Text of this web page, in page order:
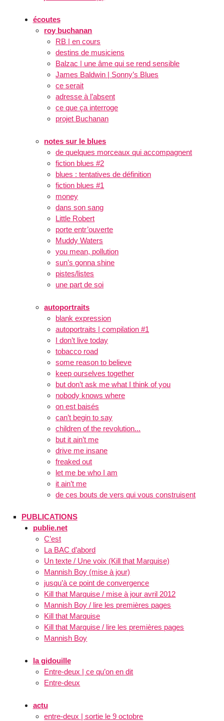
écoutes
roy buchanan
RB | en cours
destins de musiciens
Balzac | une âme qui se rend sensible
James Baldwin | Sonny’s Blues
ce serait
adresse à l’absent
ce que ça interroge
projet Buchanan
notes sur le blues
de quelques morceaux qui accompagnent
fiction blues #2
blues : tentatives de définition
fiction blues #1
money
dans son sang
Little Robert
porte entr’ouverte
Muddy Waters
you mean, pollution
sun’s gonna shine
pistes/listes
une part de soi
autoportraits
blank expression
autoportraits | compilation #1
I don’t live today
tobacco road
some reason to believe
keep ourselves together
but don’t ask me what I think of you
nobody knows where
on est baisés
can’t begin to say
children of the revolution...
but it ain’t me
drive me insane
freaked out
let me be who I am
it ain’t me
de ces bouts de vers qui vous construisent
PUBLICATIONS
publie.net
C’est
La BAC d’abord
Un texte / Une voix (Kill that Marquise)
Mannish Boy (mise à jour)
jusqu’à ce point de convergence
Kill that Marquise / mise à jour avril 2012
Mannish Boy / lire les premières pages
Kill that Marquise
Kill that Marquise / lire les premières pages
Mannish Boy
la gidouille
Entre-deux | ce qu’on en dit
Entre-deux
actu
entre-deux | sortie le 9 octobre